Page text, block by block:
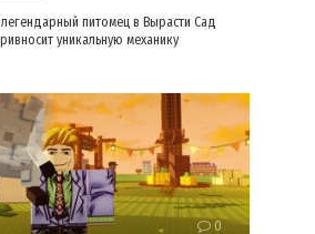
питомец в Вырасти Сад
уникальную механику
0